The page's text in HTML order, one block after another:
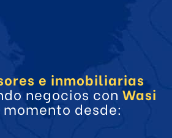
e inmobiliarias
negocios con Wasi
desde: